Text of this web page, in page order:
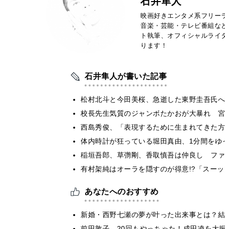
映画好きエンタメ系フリー
音楽・芸能・テレビ番組な
ト執筆、オフィシャルラ
ります！
石井隼人が書いた記事
松村北斗と今田美桜、急逝した東野圭吾氏
校長先生気質のジャンボたかおが大暴れ 宮
西島秀俊、「表現するために生まれてきた
体内時計が狂っている堀田真由、1分間を
稲垣吾郎、草彅剛、香取慎吾は仲良し フ
有村架純はオーラを隠すのが得意!?「スーッ
あなたへのおすすめ
新婚・西野七瀬の夢が叶った出来事とは？